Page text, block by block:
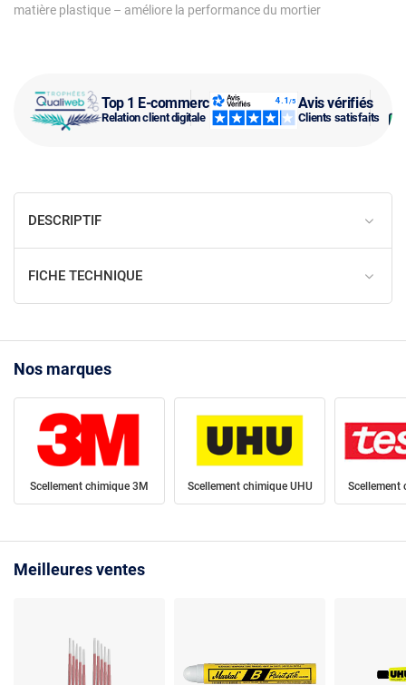
Top 1 E-commerce
Relation client digitale
Avis vérifiés
Clients satisfaits
matière plastique – améliore la performance du mortier
DESCRIPTIF
FICHE TECHNIQUE
Nos marques
Scellement chimique 3M Scellement chimique UHU Scellement
Meilleures ventes